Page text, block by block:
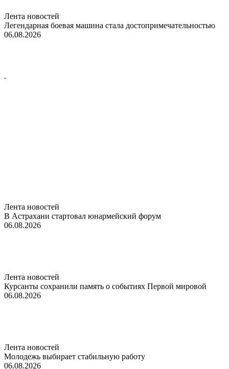
Лента новостей
Легендарная боевая машина стала достопримечательностью
06.08.2026
Лента новостей
В Астрахани стартовал юнармейский форум
06.08.2026
Лента новостей
Курсанты сохранили память о событиях Первой мировой
06.08.2026
Лента новостей
Молодежь выбирает стабильную работу
06.08.2026